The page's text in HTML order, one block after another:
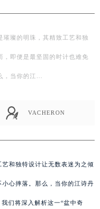
璀璨的明珠，其精致工艺和独
，即便是最坚固的时计也难免
，当你的江…
VACHERON
和独特设计让无数表迷为之倾
心摔落。那么，当你的江诗丹
们将深入解析这一“盆中奇